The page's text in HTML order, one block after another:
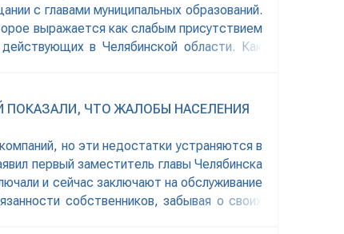
с главами муниципальных образований.
выражается как слабым присутствием
в Челябинской области. Как
ПОКАЗАЛИ, ЧТО ЖАЛОБЫ НАСЕЛЕНИЯ
но эти недостатки устраняются в
первый заместитель главы Челябинска
и сейчас заключают на обслуживание
собственников, забывая о своих